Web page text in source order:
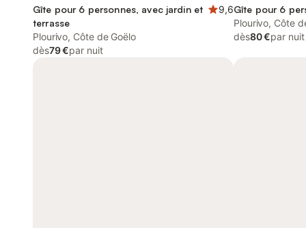
Gîte pour 6 personnes, avec jardin et
terrasse
9,6
Plourivo, Côte de Goëlo
dès79 €par nuit
Gîte pour 6
Plourivo, Côte
dès80 €par nuit